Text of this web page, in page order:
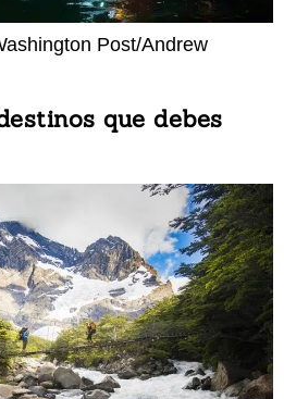
Post/Andrew
que debes